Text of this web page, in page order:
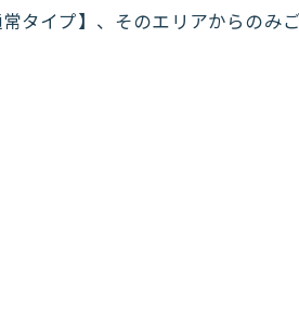
タイプ】、そのエリアからのみ